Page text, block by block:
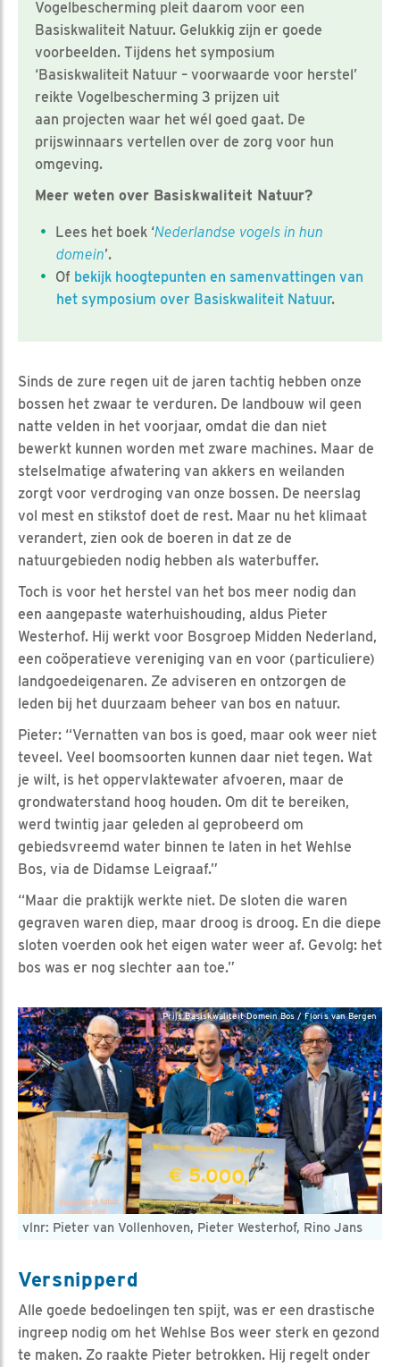
Vogelbescherming pleit daarom voor een
Basiskwaliteit Natuur. Gelukkig zijn er goede
voorbeelden. Tijdens het symposium
‘Basiskwaliteit Natuur – voorwaarde voor herstel’
reikte Vogelbescherming 3 prijzen uit
aan projecten waar het wél goed gaat. De
prijswinnaars vertellen over de zorg voor hun
omgeving.
Meer weten over Basiskwaliteit Natuur?
Lees het boek ‘Nederlandse vogels in hun
domein’.
Of bekijk hoogtepunten en samenvattingen van
het symposium over Basiskwaliteit Natuur.
Sinds de zure regen uit de jaren tachtig hebben onze
bossen het zwaar te verduren. De landbouw wil geen
natte velden in het voorjaar, omdat die dan niet
bewerkt kunnen worden met zware machines. Maar de
stelselmatige afwatering van akkers en weilanden
zorgt voor verdroging van onze bossen. De neerslag
vol mest en stikstof doet de rest. Maar nu het klimaat
verandert, zien ook de boeren in dat ze de
natuurgebieden nodig hebben als waterbuffer.
Toch is voor het herstel van het bos meer nodig dan
een aangepaste waterhuishouding, aldus Pieter
Westerhof. Hij werkt voor Bosgroep Midden Nederland,
een coöperatieve vereniging van en voor (particuliere)
landgoedeigenaren. Ze adviseren en ontzorgen de
leden bij het duurzaam beheer van bos en natuur.
Pieter: “Vernatten van bos is goed, maar ook weer niet
teveel. Veel boomsoorten kunnen daar niet tegen. Wat
je wilt, is het oppervlaktewater afvoeren, maar de
grondwaterstand hoog houden. Om dit te bereiken,
werd twintig jaar geleden al geprobeerd om
gebiedsvreemd water binnen te laten in het Wehlse
Bos, via de Didamse Leigraaf.”
“Maar die praktijk werkte niet. De sloten die waren
gegraven waren diep, maar droog is droog. En die diepe
sloten voerden ook het eigen water weer af. Gevolg: het
bos was er nog slechter aan toe.”
vlnr: Pieter van Vollenhoven, Pieter Westerhof, Rino Jans
Prijs Basiskwaliteit Domein Bos / Floris van Bergen
Versnipperd
Alle goede bedoelingen ten spijt, was er een drastische
ingreep nodig om het Wehlse Bos weer sterk en gezond
te maken. Zo raakte Pieter betrokken. Hij regelt onder